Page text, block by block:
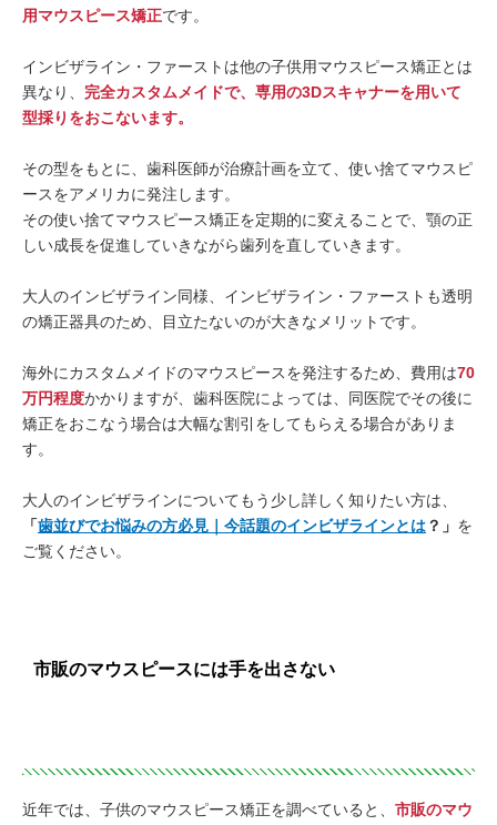
用マウスピース矯正です。
インビザライン・ファーストは他の子供用マウスピース矯正とは
異なり、 完全カスタムメイドで、専用の3Dスキャナーを用いて
型採りをおこないます。
その型をもとに、歯科医師が治療計画を立て、使い捨てマウスピ
ースをアメリカに発注します。
その使い捨てマウスピース矯正を定期的に変えることで、顎の正
しい成長を促進していきながら歯列を直していきます。
大人のインビザライン同様、インビザライン・ファーストも透明
の矯正器具のため、目立たないのが大きなメリットです。
海外にカスタムメイドのマウスピースを発注するため、費用は70
万円程度かかりますが、歯科医院によっては、同医院でその後に
矯正をおこなう場合は大幅な割引をしてもらえる場合がありま
す。
大人のインビザラインについてもう少し詳しく知りたい方は、
「歯並びでお悩みの方必見｜今話題のインビザラインとは？」 を
ご覧ください。
市販のマウスピースには手を出さない
近年では、子供のマウスピース矯正を調べていると、 市販のマウ